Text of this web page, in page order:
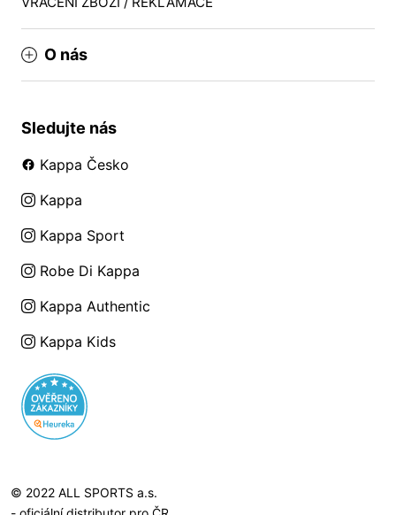
O nás
Sledujte nás
Kappa Česko
Kappa
Kappa Sport
Robe Di Kappa
Kappa Authentic
Kappa Kids
© 2022 ALL SPORTS a.s.